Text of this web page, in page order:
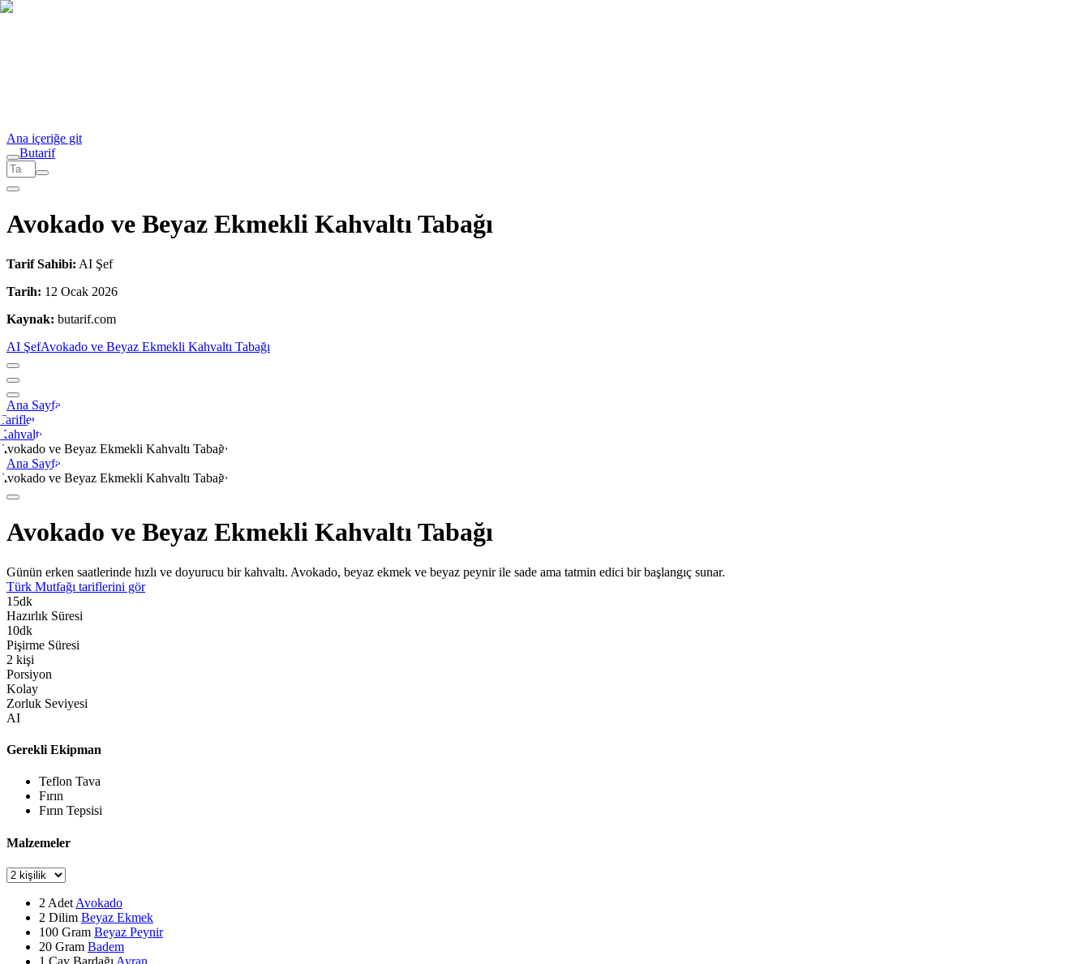
Ana içeriğe git
Butarif
Avokado ve Beyaz Ekmekli Kahvaltı Tabağı
Tarif Sahibi: AI Şef
Tarih: 12 Ocak 2026
Kaynak: butarif.com
AI ŞefAvokado ve Beyaz Ekmekli Kahvaltı Tabağı
Ana Sayfa
ve Beyaz Ekmekli Kahvaltı Tabağı
Ana Sayfa
ve Beyaz Ekmekli Kahvaltı Tabağı
Avokado ve Beyaz Ekmekli Kahvaltı Tabağı
Günün erken saatlerinde hızlı ve doyurucu bir kahvaltı. Avokado, beyaz ekmek ve beyaz peynir ile sade ama tatmin edici bir başlangıç sunar.
Türk Mutfağı tariflerini gör
15dk
Hazırlık Süresi
10dk
Pişirme Süresi
2 kişi
Porsiyon
Kolay
Zorluk Seviyesi
AI
Gerekli Ekipman
Teflon Tava
Fırın
Fırın Tepsisi
Malzemeler
2 Adet Avokado
2 Dilim Beyaz Ekmek
100 Gram Beyaz Peynir
20 Gram Badem
1 Çay Bardağı Ayran